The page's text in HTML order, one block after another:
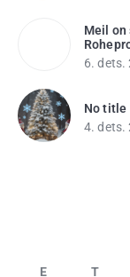
Meil on
6. dets.
No title
4. dets.